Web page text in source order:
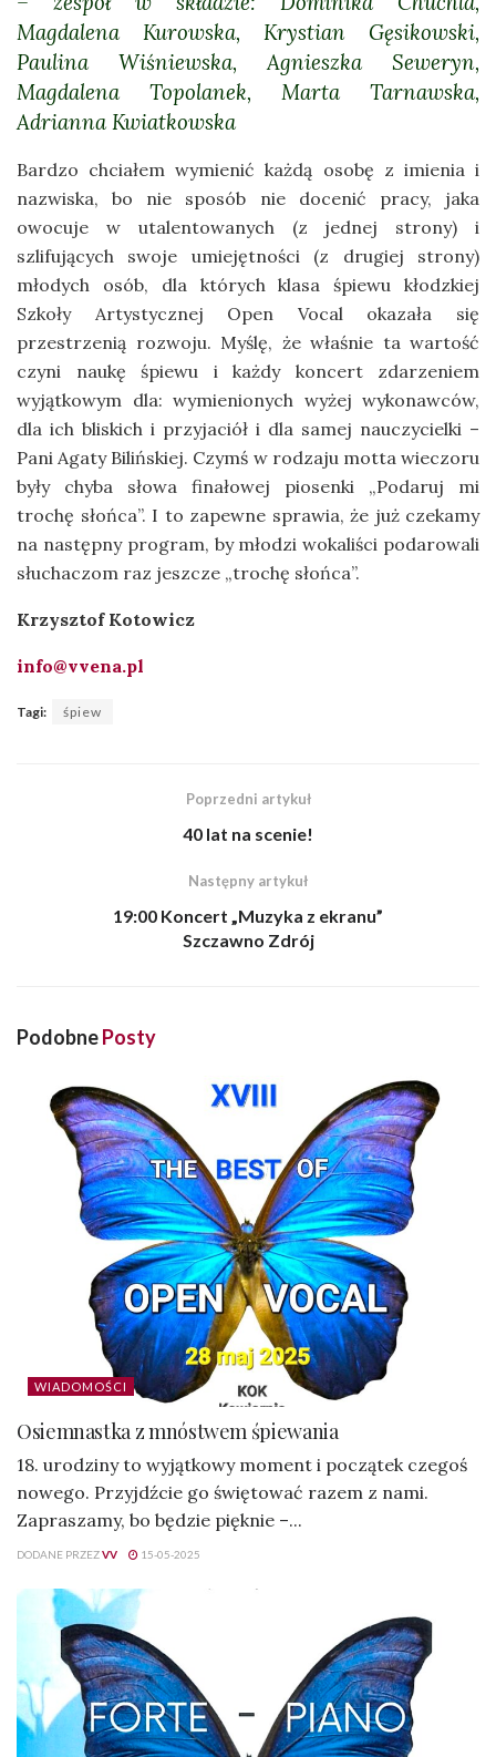
Magdalena Kurowska, Krystian Gęsikowski,
Paulina Wiśniewska, Agnieszka Seweryn,
Magdalena Topolanek, Marta Tarnawska,
Adrianna Kwiatkowska
Bardzo chciałem wymienić każdą osobę z imienia i
nazwiska, bo nie sposób nie docenić pracy, jaka
owocuje w utalentowanych (z jednej strony) i
szlifujących swoje umiejętności (z drugiej strony)
młodych osób, dla których klasa śpiewu kłodzkiej
Szkoły Artystycznej Open Vocal okazała się
przestrzenią rozwoju. Myślę, że właśnie ta wartość
czyni naukę śpiewu i każdy koncert zdarzeniem
wyjątkowym dla: wymienionych wyżej wykonawców,
dla ich bliskich i przyjaciół i dla samej nauczycielki –
Pani Agaty Bilińskiej. Czymś w rodzaju motta wieczoru
były chyba słowa finałowej piosenki „Podaruj mi
trochę słońca”. I to zapewne sprawia, że już czekamy
na następny program, by młodzi wokaliści podarowali
słuchaczom raz jeszcze „trochę słońca”.
Krzysztof Kotowicz
info@vvena.pl
Tagi: śpiew
Poprzedni artykuł
40 lat na scenie!
Następny artykuł
19:00 Koncert „Muzyka z ekranu”
Szczawno Zdrój
PodobnePosty
WIADOMOŚCI
Osiemnastka z mnóstwem śpiewania
18. urodziny to wyjątkowy moment i początek czegoś
nowego. Przyjdźcie go świętować razem z nami.
Zapraszamy, bo będzie pięknie –...
DODANE PRZEZVV 15-05-2025